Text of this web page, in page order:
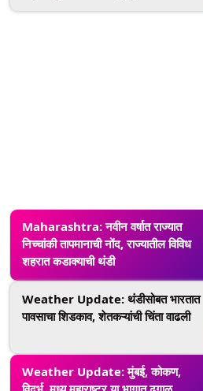
Maharashtra: नवीन वर्षात राज्यात
निच्चांकी तापमानाची नोंद, राज्यातील विविध
शहरात कडाक्याची थंडी
Weather Update: थंडीसोबत भारतात
पावसाचा शिडकाव, शेतकऱ्यांची चिंता वाढली
Weather Update: मुंबई, कोकण,